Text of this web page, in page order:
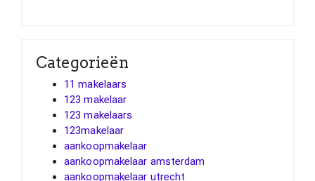
Categorieën
11 makelaars
123 makelaar
123 makelaars
123makelaar
aankoopmakelaar
aankoopmakelaar amsterdam
aankoopmakelaar utrecht